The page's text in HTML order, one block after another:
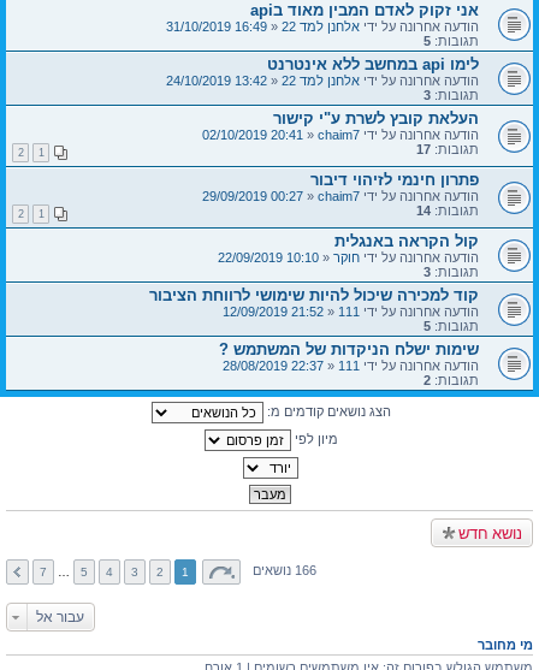
אני זקוק לאדם המבין מאוד בapi
הודעה אחרונה על ידי אלחנן למד 22 «
16:49 31/10/2019
תגובות: 5
לימו api במחשב ללא אינטרנט
הודעה אחרונה על ידי אלחנן למד 22 «
13:42 24/10/2019
תגובות: 3
העלאת קובץ לשרת ע"י קישור
הודעה אחרונה על ידי chaim7
«
20:41 02/10/2019
תגובות: 17
1
2
פתרון חינמי לזיהוי דיבור
הודעה אחרונה על ידי chaim7
«
00:27 29/09/2019
תגובות: 14
1
2
קול הקראה באנגלית
הודעה אחרונה על ידי חוקר «
10:10 22/09/2019
תגובות: 3
קוד למכירה שיכול להיות שימושי לרווחת הציבור
הודעה אחרונה על ידי 111
«
21:52 12/09/2019
תגובות: 5
שימות ישלח הניקדות של המשתמש ?
הודעה אחרונה על ידי 111
«
22:37 28/08/2019
תגובות: 2
הצג נושאים קודמים מ:
מיון לפי
נושא חדש
166 נושאים 1
2
3
4
5
7
עבור אל
מי מחובר